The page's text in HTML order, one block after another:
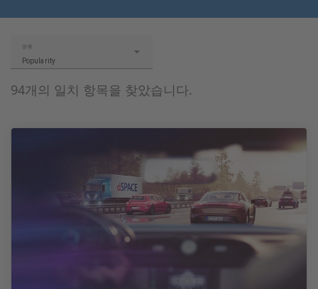
94개의 일치 항목을 찾았습니다.
분류
Popularity